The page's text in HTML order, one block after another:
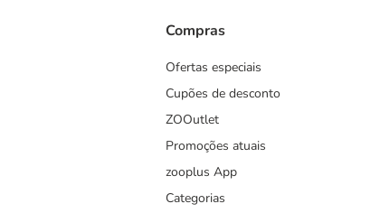
Compras
Ofertas especiais
Cupões de desconto
ZOOutlet
Promoções atuais
zooplus App
Categorias